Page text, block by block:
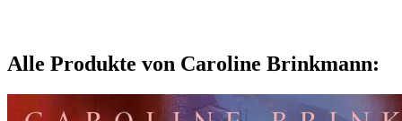
Alle Produkte von Caroline Brinkmann: